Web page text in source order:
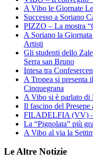
A Vibo le Giornate
Successo a Soriano
PIZZO – La mostra
A Soriano la
Artisti
Gli studenti dello
Serra san Bruno
Intesa tra
A Tropea si presenta
Cinquegrana
A Vibo si è parlato di
Il fascino del Presepe
FILADELFIA (VV) –
La “Pignolata” più
A Vibo al via la
Le Altre Notizie